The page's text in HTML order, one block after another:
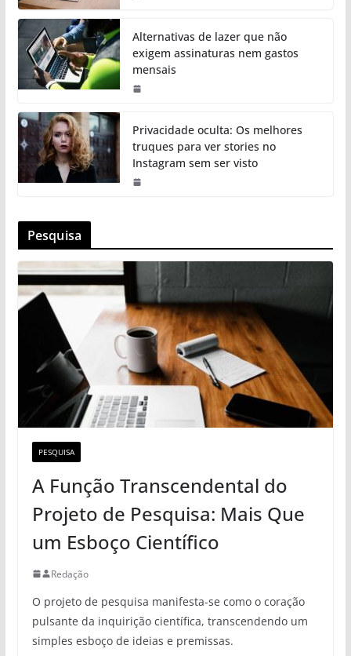
Alternativas de lazer que não
exigem assinaturas nem gastos
mensais
Privacidade oculta: Os melhores
truques para ver stories no
Instagram sem ser visto
Pesquisa
PESQUISA
A Função Transcendental do
Projeto de Pesquisa: Mais Que
um Esboço Científico
Redação
O projeto de pesquisa manifesta-se como o coração
pulsante da inquirição científica, transcendendo um
simples esboço de ideias e premissas.